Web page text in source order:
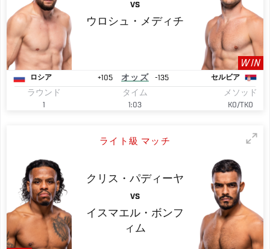
VS
ウロシュ・メディチ
WIN
ロシア +105 オッズ -135 セルビア
ラウンド
1
タイム
1:03
メソッド
KO/TKO
ライト級 マッチ
クリス・パディーヤ
VS
イスマエル・ボンフ
ィム